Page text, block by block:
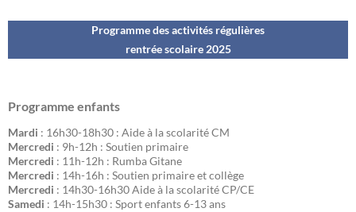
Programme des activités régulières
rentrée scolaire 2025
Programme enfants
Mardi : 16h30-18h30 : Aide à la scolarité CM
Mercredi : 9h-12h : Soutien primaire
Mercredi : 11h-12h : Rumba Gitane
Mercredi : 14h-16h : Soutien primaire et collège
Mercredi : 14h30-16h30 Aide à la scolarité CP/CE
Samedi : 14h-15h30 : Sport enfants 6-13 ans